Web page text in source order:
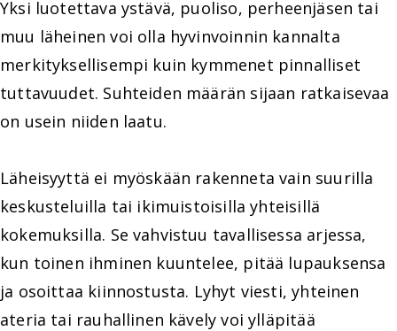
Yksi luotettava ystävä, puoliso, perheenjäsen tai
muu läheinen voi olla hyvinvoinnin kannalta
merkityksellisempi kuin kymmenet pinnalliset
tuttavuudet. Suhteiden määrän sijaan ratkaisevaa
on usein niiden laatu.
Läheisyyttä ei myöskään rakenneta vain suurilla
keskusteluilla tai ikimuistoisilla yhteisillä
kokemuksilla. Se vahvistuu tavallisessa arjessa,
kun toinen ihminen kuuntelee, pitää lupauksensa
ja osoittaa kiinnostusta. Lyhyt viesti, yhteinen
ateria tai rauhallinen kävely voi ylläpitää